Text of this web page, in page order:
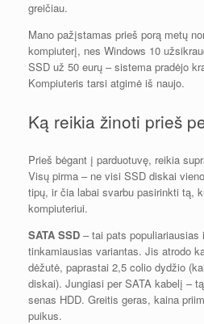
greičiau.
Mano pažįstamas prieš porą metų
kompiuterį, nes Windows 10
SSD už 50 eurų – sistema pradėjo
Kompiuteris tarsi atgimė iš naujo.
Ką reikia žinoti prieš
Prieš bėgant į parduotuvę, reikia
Visų pirma – ne visi SSD diskai
tipų, ir čia labai svarbu pasirinkti tą,
kompiuteriui.
SATA SSD – tai pats
tinkamiausias variantas. Jis atrodo
dėžutė, paprastai 2,5 colio dydžio
diskai). Jungiasi per SATA kabelį –
senas HDD. Greitis geras, kaina
puikus.